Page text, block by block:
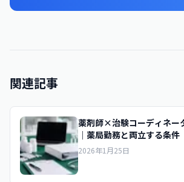
関連記事
薬剤師×治験コーディネー
｜薬局勤務と両立する条件
2026年1月25日